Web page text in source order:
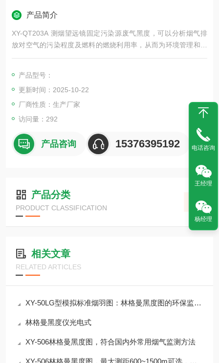
产品简介
XY-QT203A 测烟望远镜固定污染源废气黑度，可以分析烟气排
放对空气的污染程度及燃料的燃烧利用率，从而为环境管理和节
约能源提供有效的监测手段。
产品型号：
更新时间：2025-10-22
厂商性质：生产厂家
访问量：292
产品咨询 15376395192
产品分类
PRODUCT CLASSIFICATION
相关文章
RELATED ARTICLES
XY-50LG型模拟标准烟羽图：林格曼黑度图的环保监测利器
林格曼黑度仪光电式
XY-506林格曼黑度图，符合国内外常用烟气监测方法
XY-506林格曼黑度图，最大测距600~1500m可选，集测距/测速/测角/测高于一体
电话咨询
王经理
杨经理